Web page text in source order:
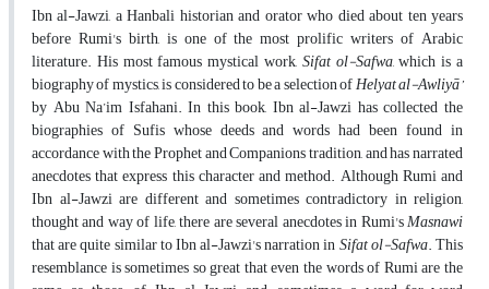
Ibn al-Jawzi, a Hanbali historian and orator who died about ten years
before Rumi's birth, is one of the most prolific writers of Arabic
literature. His most famous mystical work,Sifat ol-Safwa, which is a
biography of mystics, is considered to be a selection ofHelyat al-Awliyā’
by Abu Na’im Isfahani. In this book, Ibn al-Jawzi has collected the
biographies of Sufis whose deeds and words had been found in
accordance with the Prophet and Companions tradition, and has narrated
anecdotes that express this character and method. Although Rumi and
Ibn al-Jawzi are different and sometimes contradictory in religion,
thought and way of life, there are several anecdotes in Rumi'sMasnawi
that are quite similar to Ibn al-Jawzi's narration inSifat ol-Safwa. This
resemblance is sometimes so great that even the words of Rumi are the